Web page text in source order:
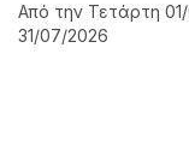
Από την Τετάρτη
31/07/2026